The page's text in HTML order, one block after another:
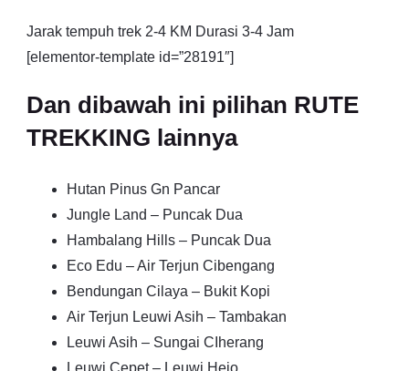
Jarak tempuh trek 2-4 KM Durasi 3-4 Jam
[elementor-template id=”28191″]
Dan dibawah ini pilihan RUTE
TREKKING lainnya
Hutan Pinus Gn Pancar
Jungle Land – Puncak Dua
Hambalang Hills – Puncak Dua
Eco Edu – Air Terjun Cibengang
Bendungan Cilaya – Bukit Kopi
Air Terjun Leuwi Asih – Tambakan
Leuwi Asih – Sungai CIherang
Leuwi Cepet – Leuwi Hejo